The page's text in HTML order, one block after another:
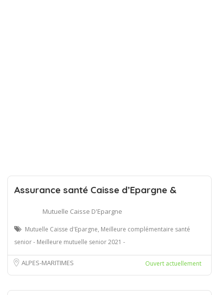
Assurance santé Caisse d’Epargne &
Mutuelle Caisse D'Epargne
Mutuelle Caisse d'Epargne, Meilleure complémentaire santé
senior - Meilleure mutuelle senior 2021 -
ALPES-MARITIMES Ouvert actuellement